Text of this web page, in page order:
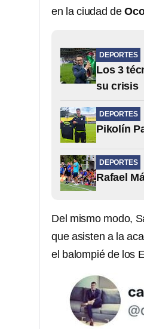
en la ciudad de
DEPORTES
Los 3
su crisis
DEPORTES
Pikolín
DEPORTES
Rafael
Del mismo modo,
que asisten a la
el balompié de los